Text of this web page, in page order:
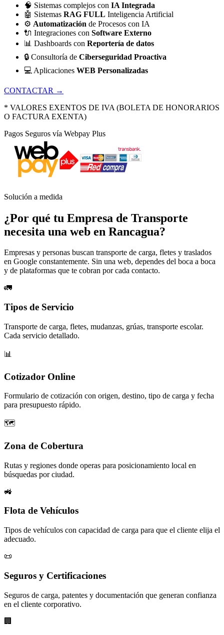
🧠 Sistemas complejos con IA Integrada
🤖 Sistemas RAG FULL Inteligencia Artificial
⚙️ Automatización de Procesos con IA
🔌 Integraciones con Software Externo
📊 Dashboards con Reportería de datos
🔒 Consultoría de Ciberseguridad Proactiva
💻 Aplicaciones WEB Personalizadas
CONTACTAR →
* VALORES EXENTOS DE IVA (BOLETA DE HONORARIOS
O FACTURA EXENTA)
Pagos Seguros vía Webpay Plus
Solución a medida
¿Por qué tu Empresa de Transporte
necesita una web en Rancagua?
Empresas y personas buscan transporte de carga, fletes y traslados
en Google constantemente. Sin una web, dependes del boca a boca
y de plataformas que te cobran por cada contacto.
🚛
Tipos de Servicio
Transporte de carga, fletes, mudanzas, grúas, transporte escolar.
Cada servicio detallado.
📊
Cotizador Online
Formulario de cotización con origen, destino, tipo de carga y fecha
para presupuesto rápido.
🗺️
Zona de Cobertura
Rutas y regiones donde operas para posicionamiento local en
búsquedas por ciudad.
🚜
Flota de Vehículos
Tipos de vehículos con capacidad de carga para que el cliente elija el
adecuado.
📜
Seguros y Certificaciones
Seguros de carga, patentes y documentación que generan confianza
en el cliente corporativo.
🏢